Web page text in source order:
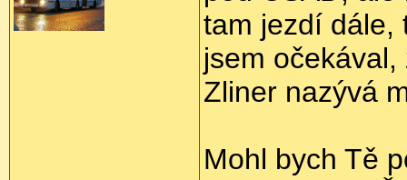
tam jezdí dále,
jsem
Zliner nazývá
Mohl bych Tě